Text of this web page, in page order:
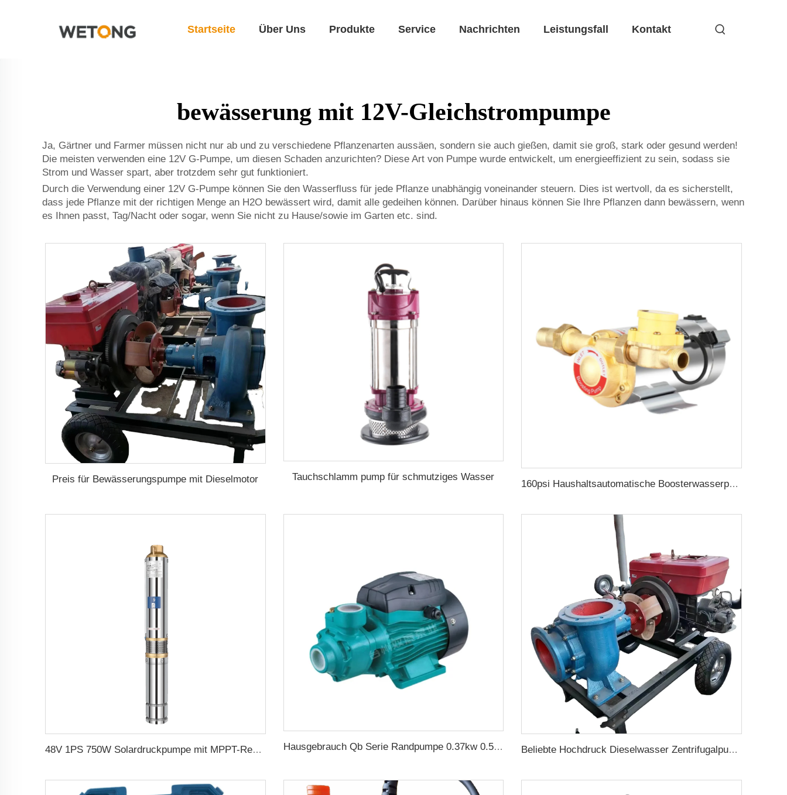
Startseite Über Uns Produkte Service Nachrichten Leistungsfall Kontakt
bewässerung mit 12V-Gleichstrompumpe
Ja, Gärtner und Farmer müssen nicht nur ab und zu verschiedene Pflanzenarten aussäen, sondern sie auch gießen, damit sie groß, stark oder gesund werden!
Die meisten verwenden eine 12V G-Pumpe, um diesen Schaden anzurichten? Diese Art von Pumpe wurde entwickelt, um energieeffizient zu sein, sodass sie
Strom und Wasser spart, aber trotzdem sehr gut funktioniert.
Durch die Verwendung einer 12V G-Pumpe können Sie den Wasserfluss für jede Pflanze unabhängig voneinander steuern. Dies ist wertvoll, da es sicherstellt,
dass jede Pflanze mit der richtigen Menge an H2O bewässert wird, damit alle gedeihen können. Darüber hinaus können Sie Ihre Pflanzen dann bewässern, wenn
es Ihnen passt, Tag/Nacht oder sogar, wenn Sie nicht zu Hause/sowie im Garten etc. sind.
Preis für Bewässerungspumpe mit Dieselmotor Tauchschlamm pump für schmutziges Wasser
160psi Haushaltsautomatische Boosterwasserpumpe
48V 1PS 750W Solardruckpumpe mit MPPT-Regler für landwirtschaftliche Solarpumpenbewässerung Hausgebrauch Qb Serie Randpumpe 0.37kw 0.5ps Qb60 Elektrische Wirbelpumpe Preis Beliebte Hochdruck Dieselwasser Zentrifugalpumpe für landwirtschaftliche Bewässerung